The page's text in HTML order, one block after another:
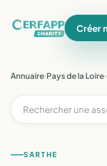
Créer
Annuaire›Pays de la Loire›
SARTHE